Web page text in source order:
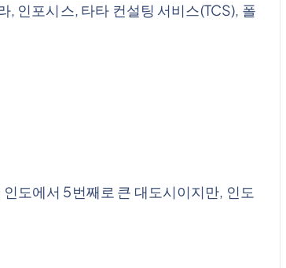
, 인포시스, 타타 컨설팅 서비스(TCS), 폴
도에서 5번째로 큰 대도시이지만, 인도